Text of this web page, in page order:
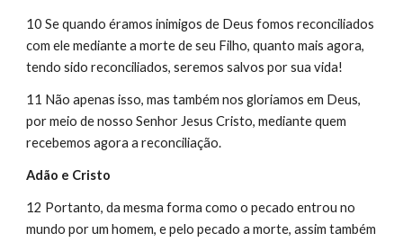
10 Se quando éramos inimigos de Deus fomos reconciliados
com ele mediante a morte de seu Filho, quanto mais agora,
tendo sido reconciliados, seremos salvos por sua vida!
11 Não apenas isso, mas também nos gloriamos em Deus,
por meio de nosso Senhor Jesus Cristo, mediante quem
recebemos agora a reconciliação.
Adão e Cristo
12 Portanto, da mesma forma como o pecado entrou no
mundo por um homem, e pelo pecado a morte, assim também